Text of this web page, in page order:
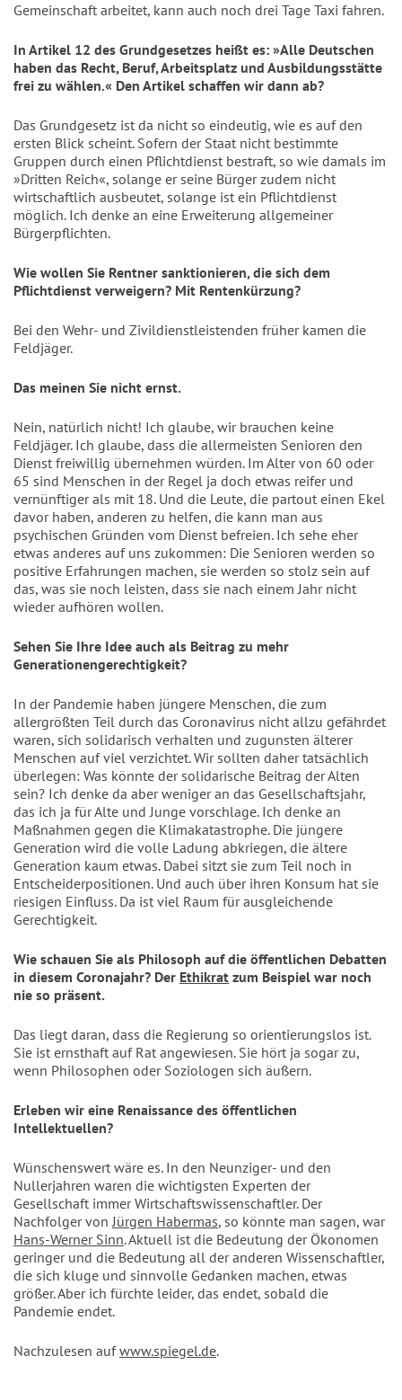
Gemeinschaft arbeitet, kann auch noch drei Tage Taxi fahren.
In Artikel 12 des Grundgesetzes heißt es: »Alle Deutschen
haben das Recht, Beruf, Arbeitsplatz und Ausbildungsstätte
frei zu wählen.« Den Artikel schaffen wir dann ab?
Das Grundgesetz ist da nicht so eindeutig, wie es auf den
ersten Blick scheint. Sofern der Staat nicht bestimmte
Gruppen durch einen Pflichtdienst bestraft, so wie damals im
»Dritten Reich«, solange er seine Bürger zudem nicht
wirtschaftlich ausbeutet, solange ist ein Pflichtdienst
möglich. Ich denke an eine Erweiterung allgemeiner
Bürgerpflichten.
Wie wollen Sie Rentner sanktionieren, die sich dem
Pflichtdienst verweigern? Mit Rentenkürzung?
Bei den Wehr- und Zivildienstleistenden früher kamen die
Feldjäger.
Das meinen Sie nicht ernst.
Nein, natürlich nicht! Ich glaube, wir brauchen keine
Feldjäger. Ich glaube, dass die allermeisten Senioren den
Dienst freiwillig übernehmen würden. Im Alter von 60 oder
65 sind Menschen in der Regel ja doch etwas reifer und
vernünftiger als mit 18. Und die Leute, die partout einen Ekel
davor haben, anderen zu helfen, die kann man aus
psychischen Gründen vom Dienst befreien. Ich sehe eher
etwas anderes auf uns zukommen: Die Senioren werden so
positive Erfahrungen machen, sie werden so stolz sein auf
das, was sie noch leisten, dass sie nach einem Jahr nicht
wieder aufhören wollen.
Sehen Sie Ihre Idee auch als Beitrag zu mehr
Generationengerechtigkeit?
In der Pandemie haben jüngere Menschen, die zum
allergrößten Teil durch das Coronavirus nicht allzu gefährdet
waren, sich solidarisch verhalten und zugunsten älterer
Menschen auf viel verzichtet. Wir sollten daher tatsächlich
überlegen: Was könnte der solidarische Beitrag der Alten
sein? Ich denke da aber weniger an das Gesellschaftsjahr,
das ich ja für Alte und Junge vorschlage. Ich denke an
Maßnahmen gegen die Klimakatastrophe. Die jüngere
Generation wird die volle Ladung abkriegen, die ältere
Generation kaum etwas. Dabei sitzt sie zum Teil noch in
Entscheiderpositionen. Und auch über ihren Konsum hat sie
riesigen Einfluss. Da ist viel Raum für ausgleichende
Gerechtigkeit.
Wie schauen Sie als Philosoph auf die öffentlichen Debatten
in diesem Coronajahr? Der Ethikrat zum Beispiel war noch
nie so präsent.
Das liegt daran, dass die Regierung so orientierungslos ist.
Sie ist ernsthaft auf Rat angewiesen. Sie hört ja sogar zu,
wenn Philosophen oder Soziologen sich äußern.
Erleben wir eine Renaissance des öffentlichen
Intellektuellen?
Wünschenswert wäre es. In den Neunziger- und den
Nullerjahren waren die wichtigsten Experten der
Gesellschaft immer Wirtschaftswissenschaftler. Der
Nachfolger vonJürgen Habermas, so könnte man sagen, war
Hans-Werner Sinn. Aktuell ist die Bedeutung der Ökonomen
geringer und die Bedeutung all der anderen Wissenschaftler,
die sich kluge und sinnvolle Gedanken machen, etwas
größer. Aber ich fürchte leider, das endet, sobald die
Pandemie endet.
Nachzulesen aufwww.spiegel.de.